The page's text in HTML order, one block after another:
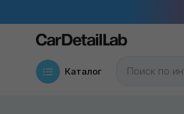
Каталог